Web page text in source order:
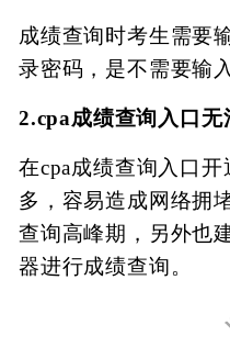
成绩查询时考生需要
录密码，是不需要输
2.cpa成绩查询入口无
在cpa成绩查询入口
多，容易造成网络拥
查询高峰期，另外也
器进行成绩查询。